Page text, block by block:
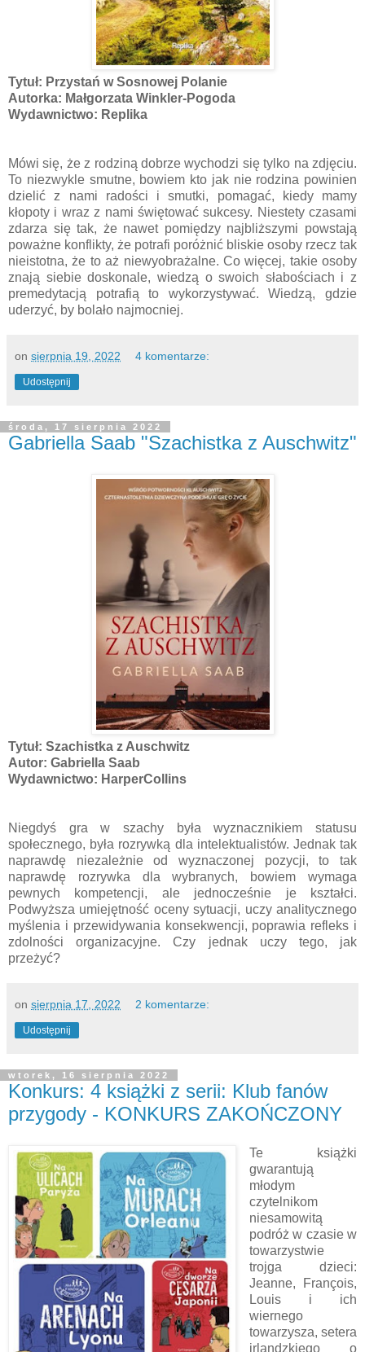
Tytuł: Przystań w Sosnowej Polanie
Autorka: Małgorzata Winkler-Pogoda
Wydawnictwo: Replika
Mówi się, że z rodziną dobrze wychodzi się tylko na zdjęciu.
To niezwykle smutne, bowiem kto jak nie rodzina powinien
dzielić z nami radości i smutki, pomagać, kiedy mamy
kłopoty i wraz z nami świętować sukcesy. Niestety czasami
zdarza się tak, że nawet pomiędzy najbliższymi powstają
poważne konflikty, że potrafi poróżnić bliskie osoby rzecz tak
nieistotna, że to aż niewyobrażalne. Co więcej, takie osoby
znają siebie doskonale, wiedzą o swoich słabościach i z
premedytacją potrafią to wykorzystywać. Wiedzą, gdzie
uderzyć, by bolało najmocniej.
on sierpnia 19, 2022 4 komentarze:
Udostępnij
środa, 17 sierpnia 2022
Gabriella Saab "Szachistka z Auschwitz"
Tytuł: Szachistka z Auschwitz
Autor: Gabriella Saab
Wydawnictwo: HarperCollins
Niegdyś gra w szachy była wyznacznikiem statusu
społecznego, była rozrywką dla intelektualistów. Jednak tak
naprawdę niezależnie od wyznaczonej pozycji, to tak
naprawdę rozrywka dla wybranych, bowiem wymaga
pewnych kompetencji, ale jednocześnie je kształci.
Podwyższa umiejętność oceny sytuacji, uczy analitycznego
myślenia i przewidywania konsekwencji, poprawia refleks i
zdolności organizacyjne. Czy jednak uczy tego, jak
przeżyć?
on sierpnia 17, 2022 2 komentarze:
Udostępnij
wtorek, 16 sierpnia 2022
Konkurs: 4 książki z serii: Klub fanów
przygody - KONKURS ZAKOŃCZONY
Te książki
gwarantują
młodym
czytelnikom
niesamowitą
podróż w czasie w
towarzystwie
trojga dzieci:
Jeanne, François,
Louis i ich
wiernego
towarzysza, setera
irlandzkiego o